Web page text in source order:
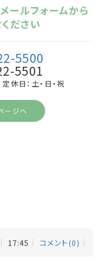
ールフォームから
ださい
5500
5501
日：土・日・祝
ージへ
17:45 コメント(0)